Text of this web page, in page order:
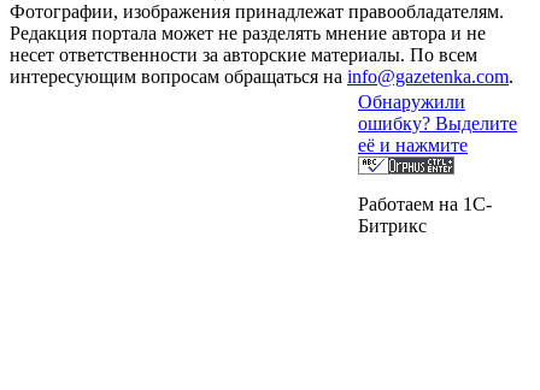
Фотографии, изображения принадлежат правообладателям.
Редакция портала может не разделять мнение автора и не
несет ответственности за авторские материалы. По всем
интересующим вопросам обращаться на info@gazetenka.com.
Обнаружили
ошибку? Выделите
её и нажмите
Работаем на 1C-
Битрикс